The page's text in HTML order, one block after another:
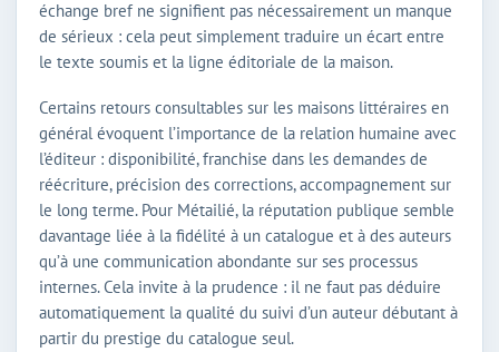
échange bref ne signifient pas nécessairement un manque
de sérieux : cela peut simplement traduire un écart entre
le texte soumis et la ligne éditoriale de la maison.
Certains retours consultables sur les maisons littéraires en
général évoquent l’importance de la relation humaine avec
l’éditeur : disponibilité, franchise dans les demandes de
réécriture, précision des corrections, accompagnement sur
le long terme. Pour Métailié, la réputation publique semble
davantage liée à la fidélité à un catalogue et à des auteurs
qu’à une communication abondante sur ses processus
internes. Cela invite à la prudence : il ne faut pas déduire
automatiquement la qualité du suivi d’un auteur débutant à
partir du prestige du catalogue seul.